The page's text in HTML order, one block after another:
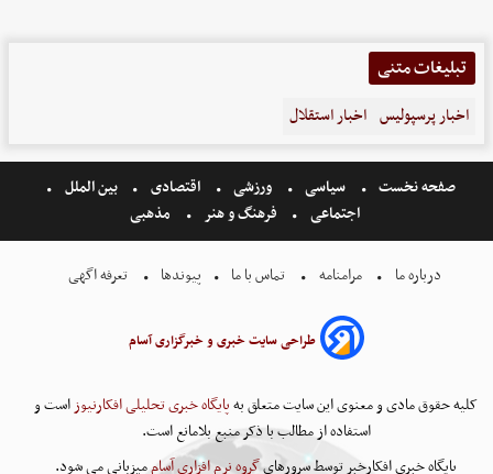
تبلیغات متنی
اخبار پرسپولیس اخبار استقلال
صفحه نخست سیاسی ورزشی اقتصادی
بین الملل
اجتماعی
فرهنگ و هنر مذهبی
درباره ما مرامنامه تماس با ما پیوندها تعرفه اگهی
طراحی سایت خبری و خبرگزاری آسام
کلیه حقوق مادی و معنوی این سایت متعلق بهپایگاه خبری تحلیلی افکارنیوزاست و
استفاده از مطالب با ذکر منبع بلامانع است.
پایگاه خبری افکارخبر توسط سرورهایگروه نرم افزاری آساممیزبانی می شود.